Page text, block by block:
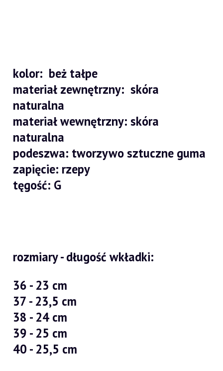
kolor: beż tałpe
materiał zewnętrzny: skóra
naturalna
materiał wewnętrzny: skóra
naturalna
podeszwa: tworzywo sztuczne guma
zapięcie: rzepy
tęgość: G
rozmiary - długość wkładki:
36 - 23 cm
37 - 23,5 cm
38 - 24 cm
39 - 25 cm
40 - 25,5 cm